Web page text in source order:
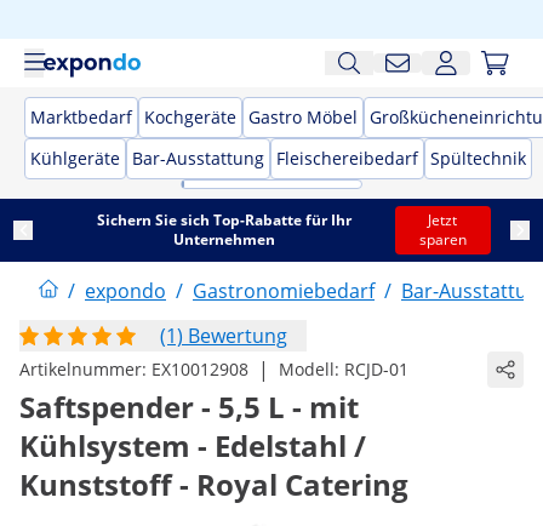
Marktbedarf Kochgeräte Gastro Möbel
Kühlgeräte Bar-Ausstattung Fleischereibedarf Spültechnik
Sichern Sie sich Top-Rabatte für Ihr
Unternehmen
Jetzt
sparen
/ expondo / Gastronomiebedarf / Bar-
(1) Bewertung
Artikelnummer: EX10012908 | Modell: RCJD-01
Saftspender - 5,5 L - mit
Kühlsystem - Edelstahl /
Kunststoff - Royal Catering